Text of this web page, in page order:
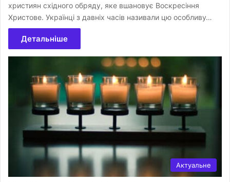
християн східного обряду, яке вшановує Воскресіння
Христове. Українці з давніх часів називали цю особливу…
Детальніше
Актуальне